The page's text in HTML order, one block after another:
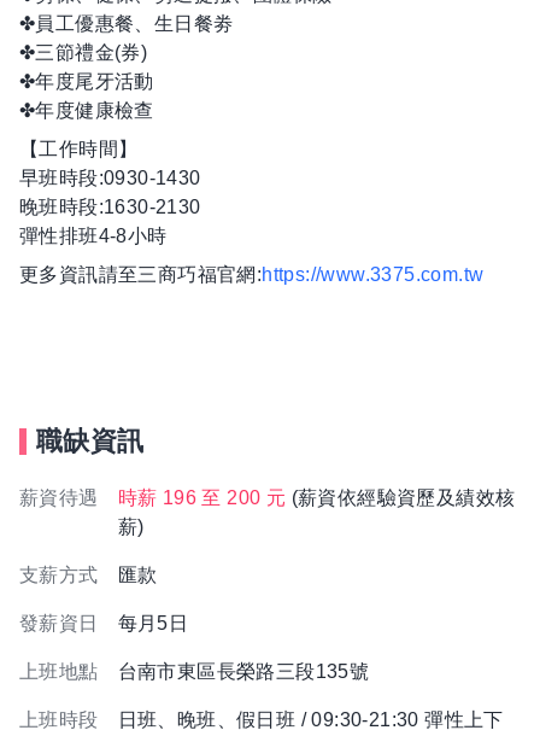
✤員工優惠餐、生日餐劵
✤三節禮金(券)
✤年度尾牙活動
✤年度健康檢查
【工作時間】
早班時段:0930-1430
晚班時段:1630-2130
彈性排班4-8小時
更多資訊請至三商巧福官網:https://www.3375.com.tw
職缺資訊
薪資待遇 時薪 196 至 200 元 (薪資依經驗資歷及績效核
薪)
支薪方式 匯款
發薪資日 每月5日
上班地點 台南市東區長榮路三段135號
上班時段
日班、晚班、假日班 / 09:30-21:30 彈性上下